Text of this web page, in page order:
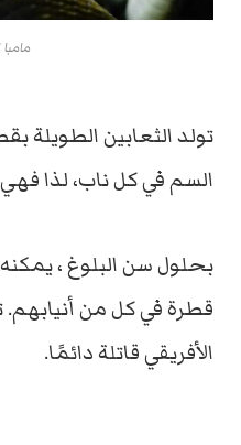
تولد الثعابين الطويلة
السم في كل ناب، لذا فهي
قطرة في كل من أنيابهم.
الأفريقي قاتلة دائمًا.